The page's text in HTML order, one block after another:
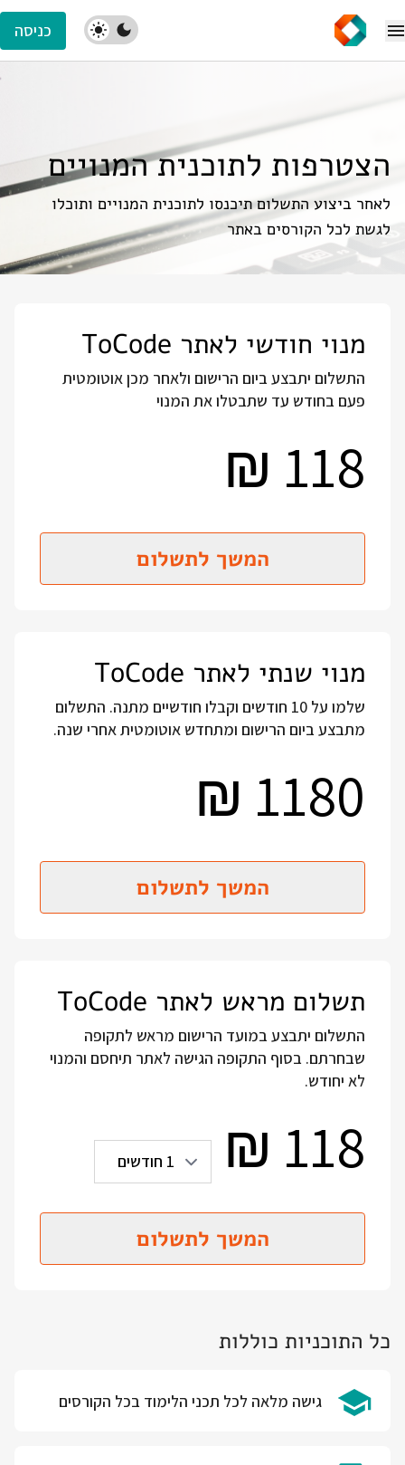
כניסה
הצטרפות לתוכנית המנויים
לאחר ביצוע התשלום תיכנסו לתוכנית המנויים ותוכלו
לגשת לכל הקורסים באתר
מנוי חודשי לאתר ToCode
התשלום יתבצע ביום הרישום ולאחר מכן אוטומטית
פעם בחודש עד שתבטלו את המנוי
118
₪
המשך לתשלום
מנוי שנתי לאתר ToCode
שלמו על 10 חודשים וקבלו חודשיים מתנה. התשלום
מתבצע ביום הרישום ומתחדש אוטומטית אחרי שנה.
1180
₪
המשך לתשלום
תשלום מראש לאתר ToCode
התשלום יתבצע במועד הרישום מראש לתקופה
שבחרתם. בסוף התקופה הגישה לאתר תיחסם והמנוי
לא יחודש.
118
₪
המשך לתשלום
כל התוכניות כוללות
גישה מלאה לכל תכני הלימוד בכל הקורסים